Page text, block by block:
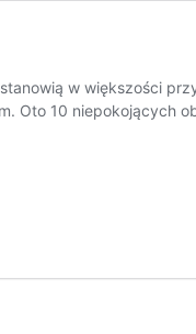
w większości
Oto 10 niepokojących